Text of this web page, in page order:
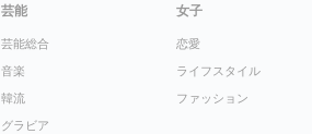
芸能
芸能総合
音楽
韓流
グラビア
女子
恋愛
ライフスタイル
ファッション